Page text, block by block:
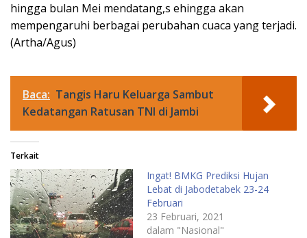
hingga bulan Mei mendatang,s ehingga akan
mempengaruhi berbagai perubahan cuaca yang terjadi.
(Artha/Agus)
Baca: Tangis Haru Keluarga Sambut
Kedatangan Ratusan TNI di Jambi
Terkait
Ingat! BMKG Prediksi Hujan
Lebat di Jabodetabek 23-24
Februari
23 Februari, 2021
dalam "Nasional"